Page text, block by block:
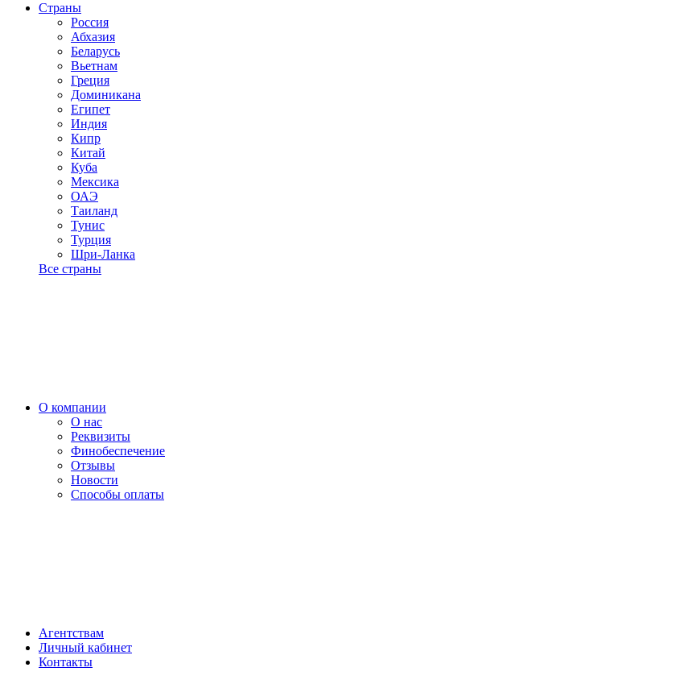
Страны
Россия
Абхазия
Беларусь
Вьетнам
Греция
Доминикана
Египет
Индия
Кипр
Китай
Куба
Мексика
ОАЭ
Таиланд
Тунис
Турция
Шри-Ланка
Все страны
О компании
О нас
Реквизиты
Финобеспечение
Отзывы
Новости
Способы оплаты
Агентствам
Личный кабинет
Контакты